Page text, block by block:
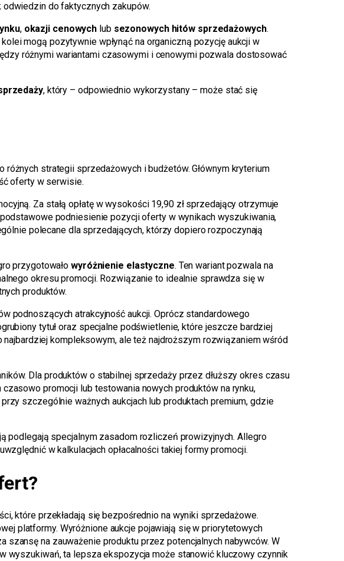
do faktycznych zakupów.
, okazji cenowych lub sezonowych hitów sprzedażowych.
mogą pozytywnie wpłynąć na organiczną pozycję aukcji w
różnymi wariantami czasowymi i cenowymi pozwala dostosować
, który – odpowiednio wykorzystany – może stać się
strategii sprzedażowych i budżetów. Głównym kryterium
oferty w serwisie.
Za stałą opłatę w wysokości 19,90 zł sprzedający otrzymuje
podniesienie pozycji oferty w wynikach wyszukiwania,
polecane dla sprzedających, którzy dopiero rozpoczynają
przygotowało wyróżnienie elastyczne. Ten wariant pozwala na
okresu promocji. Rozwiązanie to idealnie sprawdza się w
produktów.
podnoszących atrakcyjność aukcji. Oprócz standardowego
tytuł oraz specjalne podświetlenie, które jeszcze bardziej
kompleksowym, ale też najdroższym rozwiązaniem wśród
Dla produktów o stabilnej sprzedaży przez dłuższy okres czasu
promocji lub testowania nowych produktów na rynku,
szczególnie ważnych aukcjach lub produktach premium, gdzie
podlegają specjalnym zasadom rozliczeń prowizyjnych. Allegro
w kalkulacjach opłacalności takiej formy promocji.
które przekładają się bezpośrednio na wyniki sprzedażowe.
platformy. Wyróżnione aukcje pojawiają się w priorytetowych
na zauważenie produktu przez potencjalnych nabywców. W
wyszukiwań, ta lepsza ekspozycja może stanowić kluczowy czynnik